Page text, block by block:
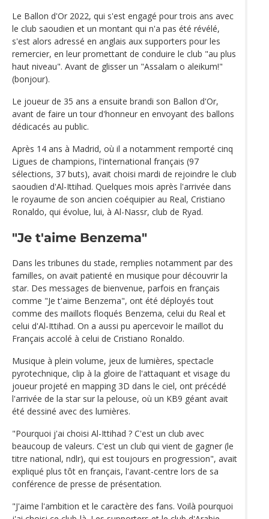
Le Ballon d'Or 2022, qui s'est engagé pour trois ans avec
le club saoudien et un montant qui n'a pas été révélé,
s'est alors adressé en anglais aux supporters pour les
remercier, en leur promettant de conduire le club "au plus
haut niveau". Avant de glisser un "Assalam o aleikum!"
(bonjour).
Le joueur de 35 ans a ensuite brandi son Ballon d'Or,
avant de faire un tour d'honneur en envoyant des ballons
dédicacés au public.
Après 14 ans à Madrid, où il a notamment remporté cinq
Ligues de champions, l'international français (97
sélections, 37 buts), avait choisi mardi de rejoindre le club
saoudien d'Al-Ittihad. Quelques mois après l'arrivée dans
le royaume de son ancien coéquipier au Real, Cristiano
Ronaldo, qui évolue, lui, à Al-Nassr, club de Ryad.
"Je t'aime Benzema"
Dans les tribunes du stade, remplies notamment par des
familles, on avait patienté en musique pour découvrir la
star. Des messages de bienvenue, parfois en français
comme "Je t'aime Benzema", ont été déployés tout
comme des maillots floqués Benzema, celui du Real et
celui d'Al-Ittihad. On a aussi pu apercevoir le maillot du
Français accolé à celui de Cristiano Ronaldo.
Musique à plein volume, jeux de lumières, spectacle
pyrotechnique, clip à la gloire de l'attaquant et visage du
joueur projeté en mapping 3D dans le ciel, ont précédé
l'arrivée de la star sur la pelouse, où un KB9 géant avait
été dessiné avec des lumières.
"Pourquoi j'ai choisi Al-Ittihad ? C'est un club avec
beaucoup de valeurs. C'est un club qui vient de gagner (le
titre national, ndlr), qui est toujours en progression", avait
expliqué plus tôt en français, l'avant-centre lors de sa
conférence de presse de présentation.
"J'aime l'ambition et le caractère des fans. Voilà pourquoi